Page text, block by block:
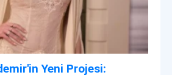
Yeni Projesi: